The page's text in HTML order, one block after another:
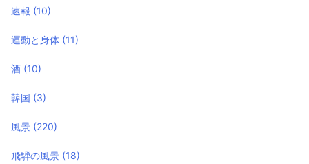
速報 (10)
運動と身体 (11)
酒 (10)
韓国 (3)
風景 (220)
飛騨の風景 (18)